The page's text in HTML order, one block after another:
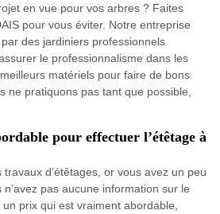
en vue pour vos arbres ? Faites
pour vous éviter. Notre entreprise
des jardiniers professionnels
le professionnalisme dans les
matériels pour faire de bons
ne pratiquons pas tant que possible,
pour effectuer l’étêtage à
d’étêtages, or vous avez un peu
pas aucune information sur le
prix qui est vraiment abordable,